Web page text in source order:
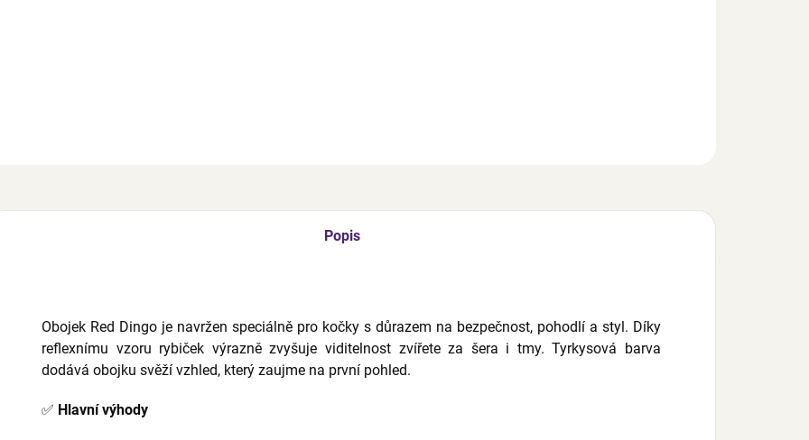
Popis
Obojek Red Dingo je navržen speciálně pro kočky s důrazem na bezpečnost, pohodlí a styl. Díky
reflexnímu vzoru rybiček výrazně zvyšuje viditelnost zvířete za šera i tmy. Tyrkysová barva
dodává obojku svěží vzhled, který zaujme na první pohled.
✅ Hlavní výhody